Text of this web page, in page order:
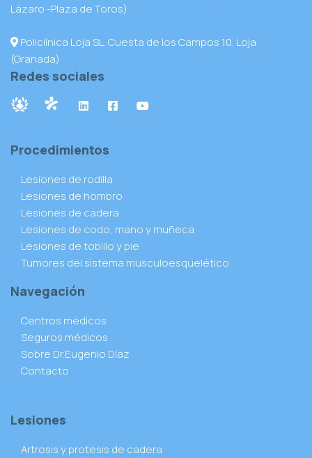
Lázaro -Plaza de Toros)
Policlínica Loja SL. Cuesta de los Campos 10. Loja
(Granada)
Redes sociales
Procedimientos
Lesiones de rodilla
Lesiones de hombro
Lesiones de cadera
Lesiones de codo, mano y muñeca
Lesiones de tobillo y pie
Tumores del sistema musculoesquelético
Navegación
Centros médicos
Seguros médicos
Sobre Dr.Eugenio Díaz
Contacto
Lesiones
Artrosis y protésis de cadera